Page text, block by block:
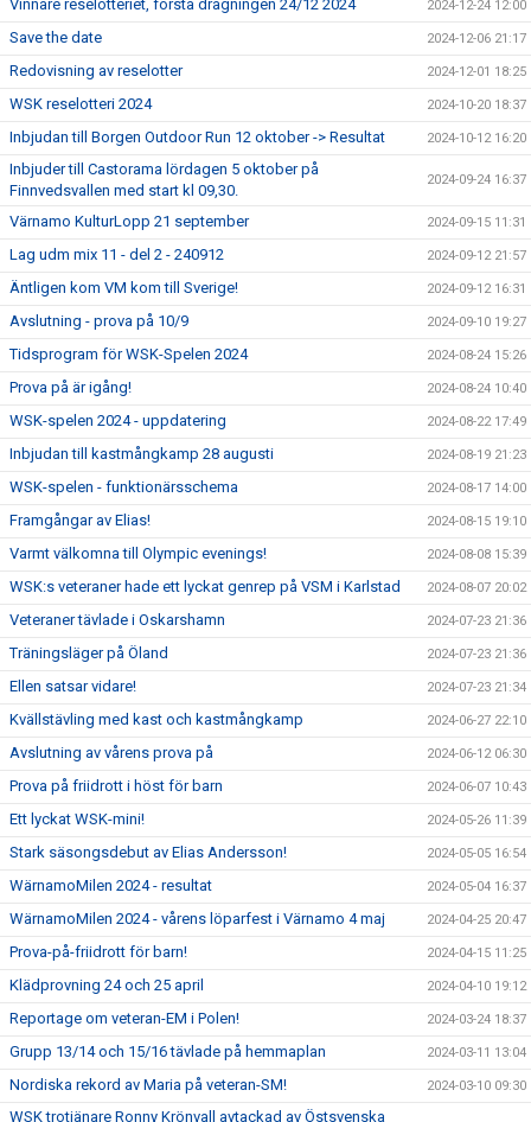
Vinnare reselotteriet, första dragningen 24/12 2024 2024-12-24 12:00
Save the date 2024-12-06 21:17
Redovisning av reselotter 2024-12-01 18:25
WSK reselotteri 2024 2024-10-20 18:37
Inbjudan till Borgen Outdoor Run 12 oktober -> Resultat 2024-10-12 16:20
Inbjuder till Castorama lördagen 5 oktober på
Finnvedsvallen med start kl 09,30.
2024-09-24 16:37
Värnamo KulturLopp 21 september 2024-09-15 11:31
Lag udm mix 11 - del 2 - 240912 2024-09-12 21:57
Äntligen kom VM kom till Sverige! 2024-09-12 16:31
Avslutning - prova på 10/9 2024-09-10 19:27
Tidsprogram för WSK-Spelen 2024 2024-08-24 15:26
Prova på är igång! 2024-08-24 10:40
WSK-spelen 2024 - uppdatering 2024-08-22 17:49
Inbjudan till kastmångkamp 28 augusti 2024-08-19 21:23
WSK-spelen - funktionärsschema 2024-08-17 14:00
Framgångar av Elias! 2024-08-15 19:10
Varmt välkomna till Olympic evenings! 2024-08-08 15:39
WSK:s veteraner hade ett lyckat genrep på VSM i Karlstad 2024-08-07 20:02
Veteraner tävlade i Oskarshamn 2024-07-23 21:36
Träningsläger på Öland 2024-07-23 21:36
Ellen satsar vidare! 2024-07-23 21:34
Kvällstävling med kast och kastmångkamp 2024-06-27 22:10
Avslutning av vårens prova på 2024-06-12 06:30
Prova på friidrott i höst för barn 2024-06-07 10:43
Ett lyckat WSK-mini! 2024-05-26 11:39
Stark säsongsdebut av Elias Andersson! 2024-05-05 16:54
WärnamoMilen 2024 - resultat 2024-05-04 16:37
WärnamoMilen 2024 - vårens löparfest i Värnamo 4 maj 2024-04-25 20:47
Prova-på-friidrott för barn! 2024-04-15 11:25
Klädprovning 24 och 25 april 2024-04-10 19:12
Reportage om veteran-EM i Polen! 2024-03-24 18:37
Grupp 13/14 och 15/16 tävlade på hemmaplan 2024-03-11 13:04
Nordiska rekord av Maria på veteran-SM! 2024-03-10 09:30
WSK trotjänare Ronny Krönvall avtackad av Östsvenska